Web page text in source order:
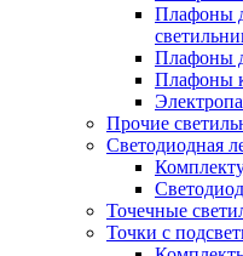
Плафоны
Плафоны
Плафоны
Прочие
Светодиодная
Точечные
Точки с